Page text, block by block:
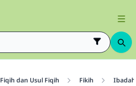
Fiqih dan Usul Fiqih Fikih